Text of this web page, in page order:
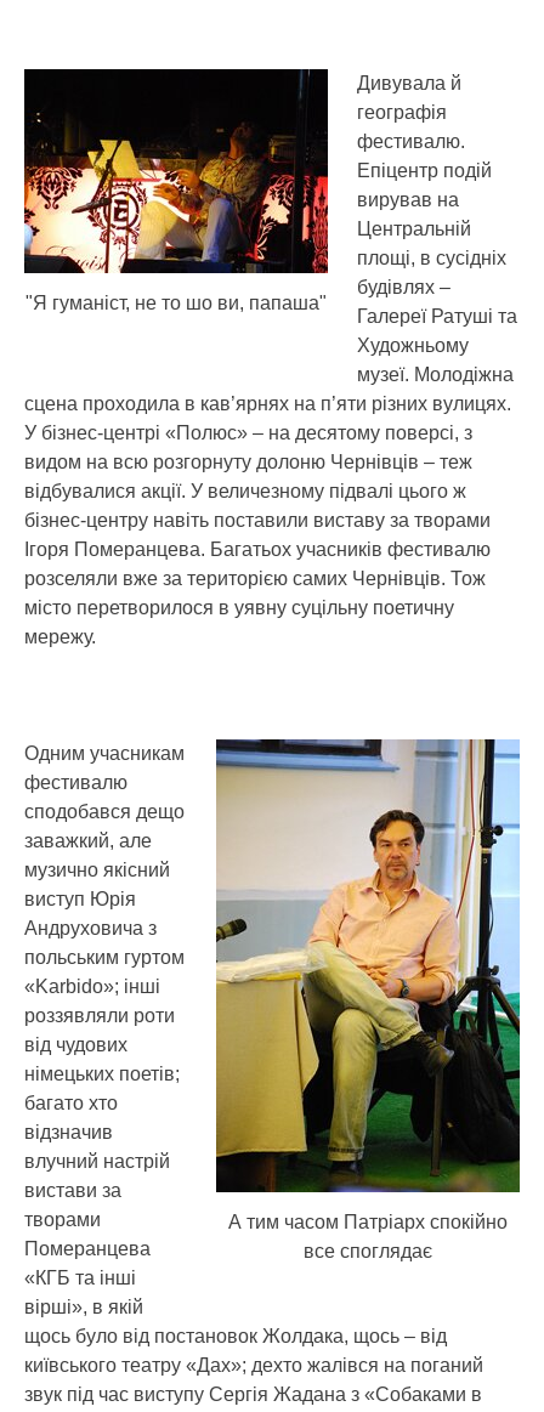
"Я гуманіст, не то шо ви, папаша"
Дивувала й
географія
фестивалю.
Епіцентр подій
вирував на
Центральній
площі, в сусідніх
будівлях –
Галереї Ратуші та
Художньому
музеї. Молодіжна
сцена проходила в кав’ярнях на п’яти різних вулицях.
У бізнес-центрі «Полюс» – на десятому поверсі, з
видом на всю розгорнуту долоню Чернівців – теж
відбувалися акції. У величезному підвалі цього ж
бізнес-центру навіть поставили виставу за творами
Ігоря Померанцева. Багатьох учасників фестивалю
розселяли вже за територією самих Чернівців. Тож
місто перетворилося в уявну суцільну поетичну
мережу.
А тим часом Патріарх спокійно
все споглядає
Одним учасникам
фестивалю
сподобався дещо
заважкий, але
музично якісний
виступ Юрія
Андруховича з
польським гуртом
«Karbido»; інші
роззявляли роти
від чудових
німецьких поетів;
багато хто
відзначив
влучний настрій
вистави за
творами
Померанцева
«КГБ та інші
вірші», в якій
щось було від постановок Жолдака, щось – від
київського театру «Дах»; дехто жалівся на поганий
звук під час виступу Сергія Жадана з «Собаками в